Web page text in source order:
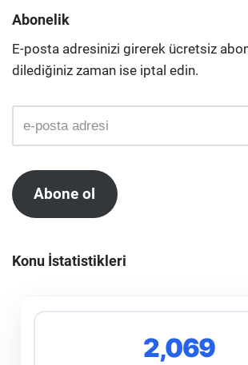
Abonelik
E-posta adresinizi girerek ücretsiz
dilediğiniz zaman ise iptal edin.
Abone ol
Konu İstatistikleri
2,069